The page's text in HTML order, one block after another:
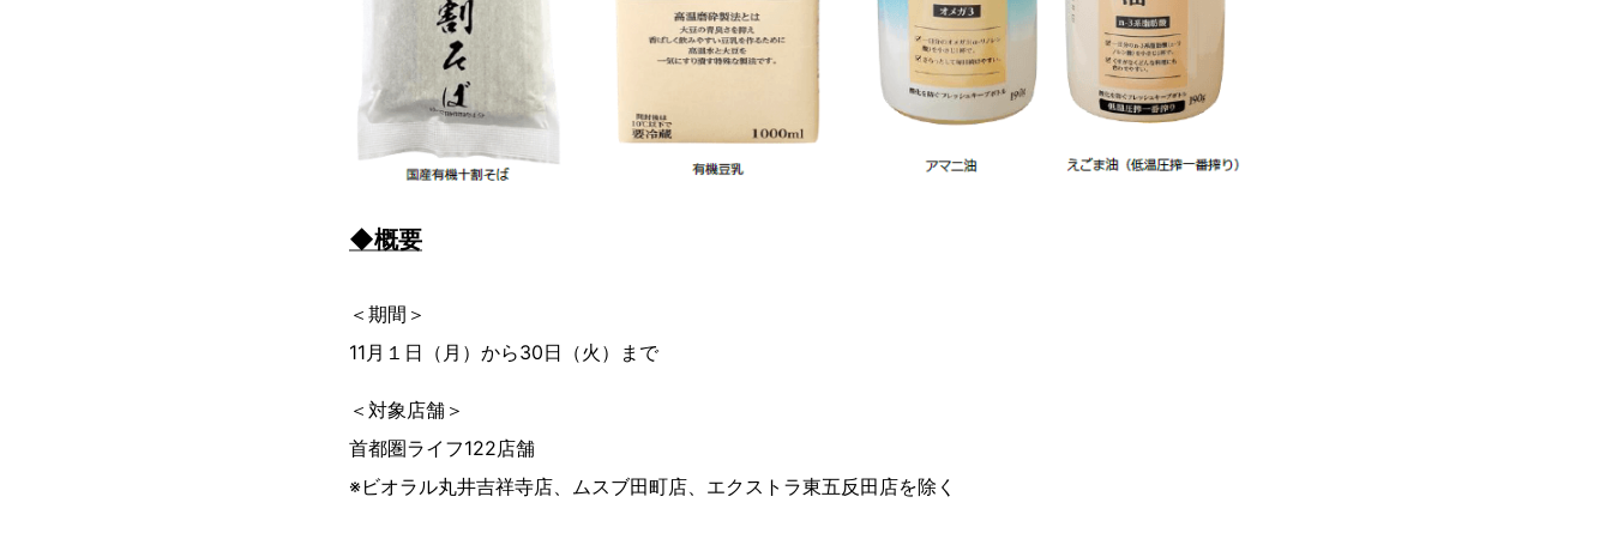
◆概要
＜期間＞
11月１日（月）から30日（火）まで
＜対象店舗＞
首都圏ライフ122店舗
※ビオラル丸井吉祥寺店、ムスブ田町店、エクストラ東五反田店を除く